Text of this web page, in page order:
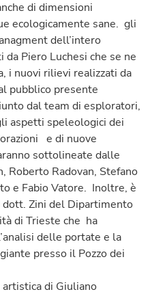
di dimensioni
ecologicamente sane. gli
dell’intero
Piero Luchesi che se ne
i nuovi rilievi realizzati da
pubblico presente
dal team di esploratori,
aspetti speleologici dei
e di nuove
sottolineate dalle
Roberto Radovan, Stefano
e Fabio Vatore. Inoltre, è
Zini del Dipartimento
di Trieste che ha
delle portate e la
presso il Pozzo dei
artistica di Giuliano